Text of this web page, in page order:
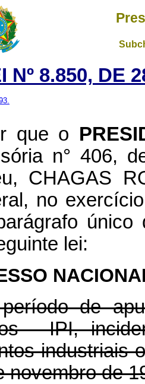
Nº 8.850, DE
que o
n° 406,
CHAGAS
no
lei:
de
- IPI,
industriais
novembro de